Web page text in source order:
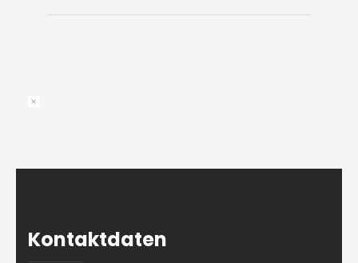
Kontaktdaten